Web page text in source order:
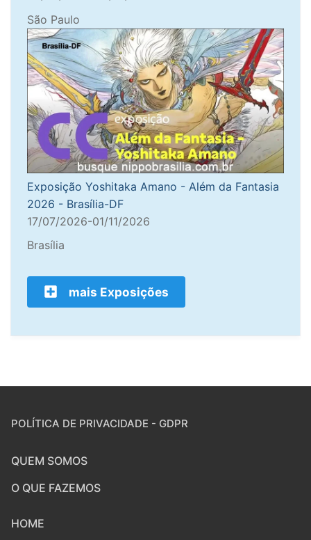
São Paulo
Exposição Yoshitaka Amano - Além da Fantasia
2026 - Brasília-DF
17/07/2026-01/11/2026
Brasília
mais Exposições
POLÍTICA DE PRIVACIDADE - GDPR
QUEM SOMOS
O QUE FAZEMOS
HOME